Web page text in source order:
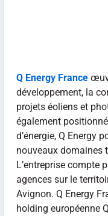
Q Energy France
développement, la
projets éoliens et
également
d’énergie, Q Energy
nouveaux domaines
L’entreprise compte
agences sur le
Avignon. Q Energy
holding européenne